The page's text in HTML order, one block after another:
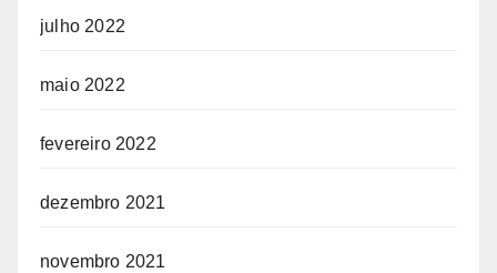
julho 2022
maio 2022
fevereiro 2022
dezembro 2021
novembro 2021